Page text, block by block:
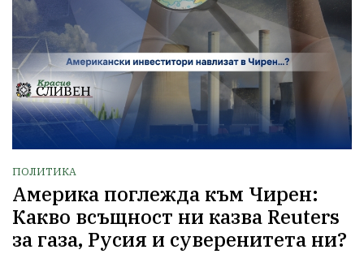
ПОЛИТИКА
Америка поглежда към Чирен:
Какво всъщност ни казва Reuters
за газа, Русия и суверенитета ни?